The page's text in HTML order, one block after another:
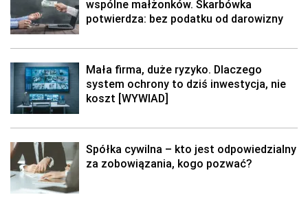
wspólne małżonków. Skarbówka
potwierdza: bez podatku od darowizny
Mała firma, duże ryzyko. Dlaczego
system ochrony to dziś inwestycja, nie
koszt [WYWIAD]
Spółka cywilna – kto jest odpowiedzialny
za zobowiązania, kogo pozwać?